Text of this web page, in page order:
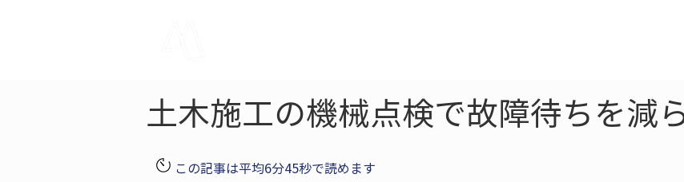
土木施工の機械点検で故障待ちを減
この記事は平均6分45秒で読めます